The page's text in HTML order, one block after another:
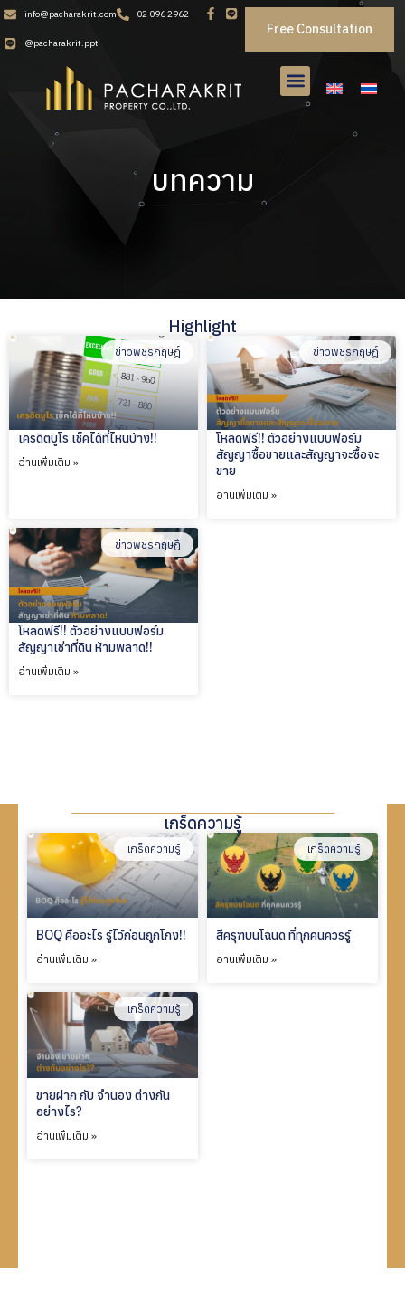
info@pacharakrit.com 02 096 2962
@pacharakrit.ppt
Free Consultation
บทความ
Highlight
ข่าวพชรกฤษฎิ์
เครดิตบูโร เช็คได้ที่ไหนบ้าง!!
อ่านเพิ่มเติม »
ข่าวพชรกฤษฎิ์
โหลดฟรี!! ตัวอย่างแบบฟอร์ม
สัญญาซื้อขายและสัญญาจะซื้อจะ
ขาย
อ่านเพิ่มเติม »
ข่าวพชรกฤษฎิ์
โหลดฟรี!! ตัวอย่างแบบฟอร์ม
สัญญาเช่าที่ดิน ห้ามพลาด!!
อ่านเพิ่มเติม »
เกร็ดความรู้
เกร็ดความรู้
BOQ คืออะไร รู้ไว้ก่อนถูกโกง!!
อ่านเพิ่มเติม »
เกร็ดความรู้
สีครุฑบนโฉนด ที่ทุกคนควรรู้
อ่านเพิ่มเติม »
เกร็ดความรู้
ขายฝาก กับ จำนอง ต่างกัน
อย่างไร?
อ่านเพิ่มเติม »